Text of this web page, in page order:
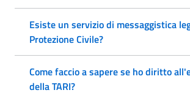
Esiste un servizio di messaggistica
Protezione Civile?
Come faccio a sapere se ho diritto
della TARI?